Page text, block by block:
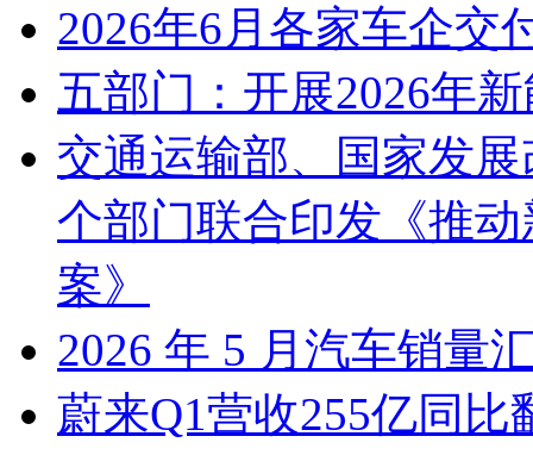
2026年6月各家车企交
五部门：开展2026年
交通运输部、国家发
个部门联合印发《推
案》
2026 年 5 月汽车销量
蔚来Q1营收255亿同